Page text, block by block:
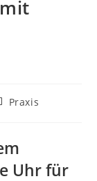
Praxis
Uhr für